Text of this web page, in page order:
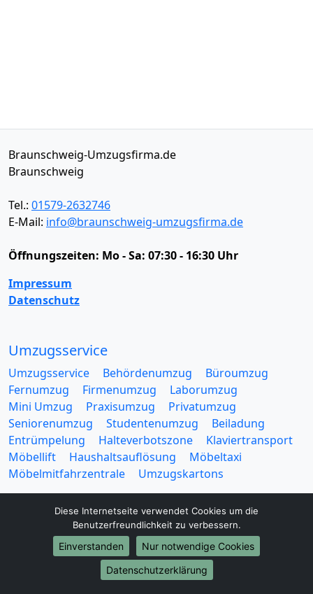
Braunschweig-Umzugsfirma.de
Braunschweig
Tel.: 01579-2632746
E-Mail: info@braunschweig-umzugsfirma.de
Öffnungszeiten: Mo - Sa: 07:30 - 16:30 Uhr
Impressum
Datenschutz
Umzugsservice
Umzugsservice Behördenumzug
Büroumzug
Fernumzug
Firmenumzug
Laborumzug
Mini Umzug
Praxisumzug
Privatumzug
Seniorenumzug
Studentenumzug
Beiladung
Entrümpelung
Halteverbotszone
Klaviertransport
Möbellift
Haushaltsauflösung
Möbeltaxi
Möbelmitfahrzentrale
Umzugskartons
Europa-Umzüge
Umzug von Braunschweig nach Belarus
Diese Internetseite verwendet Cookies um die
Benutzerfreundlichkeit zu verbessern.
Einverstanden
Nur notwendige Cookies
Datenschutzerklärung